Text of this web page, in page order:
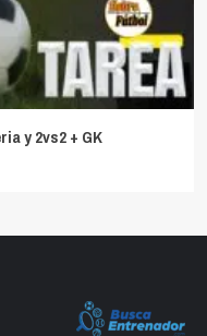
y 2vs2 + GK